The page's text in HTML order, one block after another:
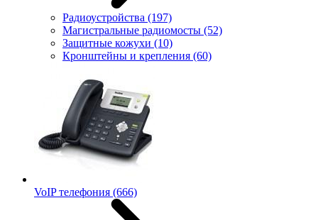
Радиоустройства (197)
Магистральные радиомосты (52)
Защитные кожухи (10)
Кронштейны и крепления (60)
VoIP телефония (666)